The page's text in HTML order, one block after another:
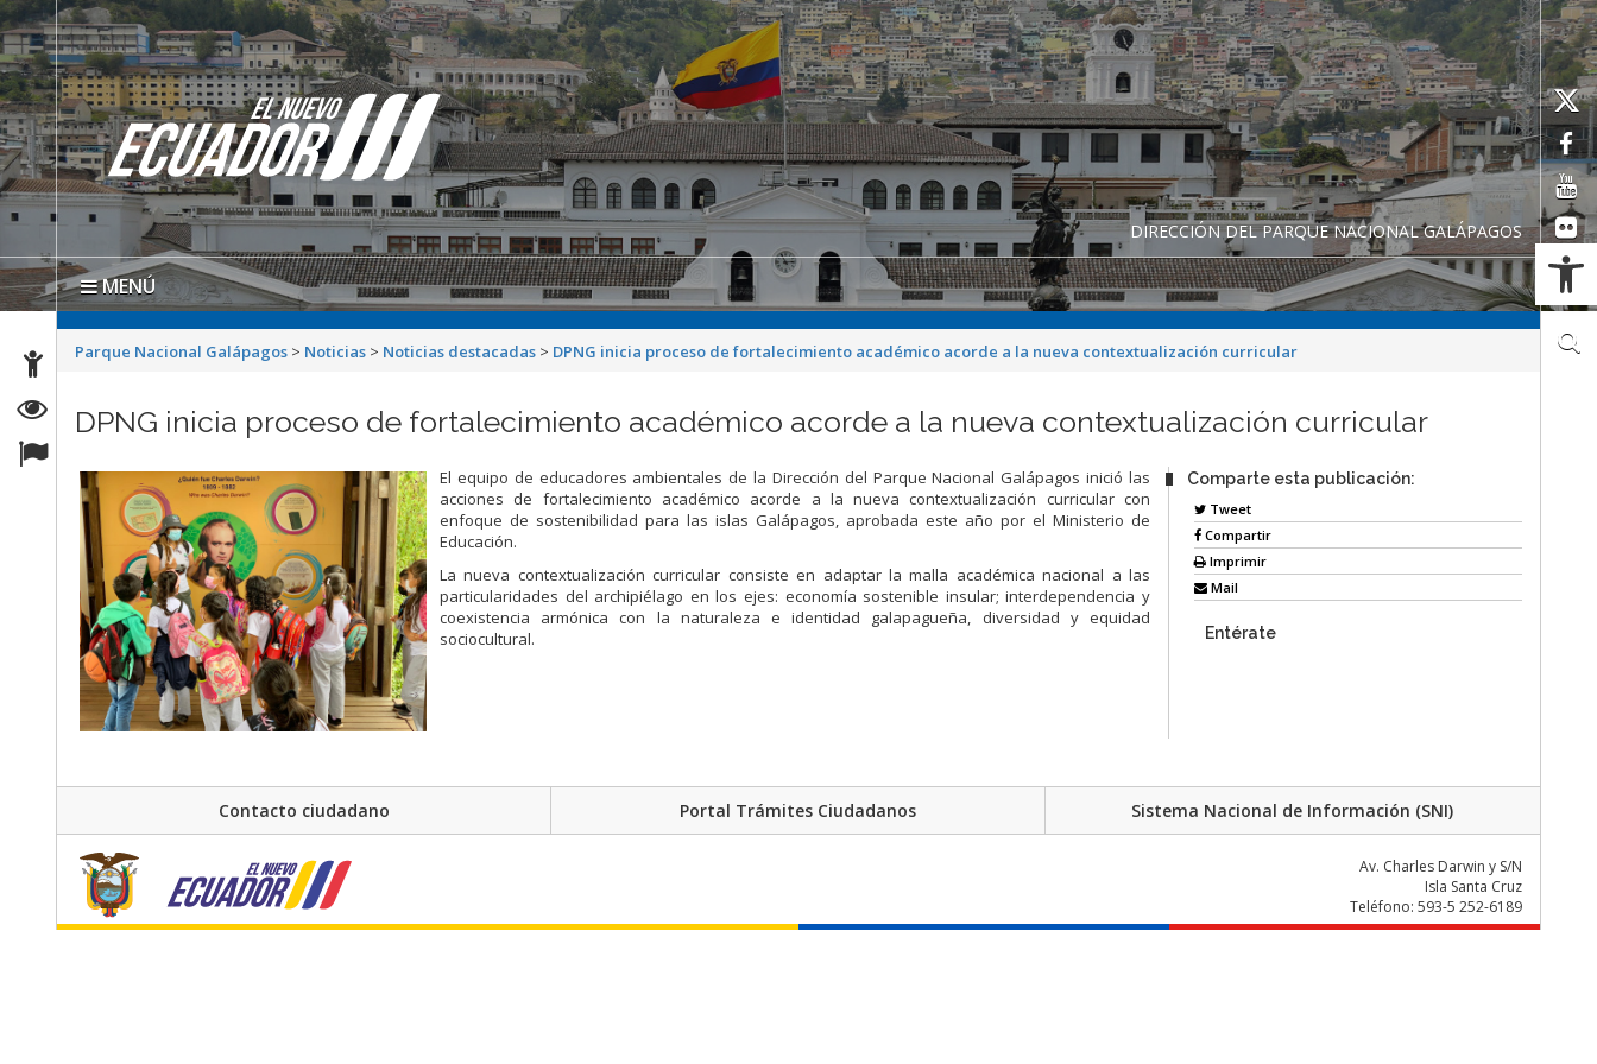
DIRECCIÓN DEL PARQUE NACIONAL GALÁPAGOS
MENÚ
Parque Nacional Galápagos > Noticias > Noticias destacadas > DPNG inicia proceso de fortalecimiento académico acorde a la nueva contextualización curricular
DPNG inicia proceso de fortalecimiento académico acorde a la nueva contextualización curricular
El equipo de educadores ambientales de la Dirección del Parque Nacional Galápagos inició las
acciones de fortalecimiento académico acorde a la nueva contextualización curricular con
enfoque de sostenibilidad para las islas Galápagos, aprobada este año por el Ministerio de
Educación.
La nueva contextualización curricular consiste en adaptar la malla académica nacional a las
particularidades del archipiélago en los ejes: economía sostenible insular; interdependencia y
coexistencia armónica con la naturaleza e identidad galapagueña, diversidad y equidad
sociocultural.
Comparte esta publicación:
Tweet
Compartir
Imprimir
Mail
Entérate
Contacto ciudadano Portal Trámites Ciudadanos Sistema Nacional de Información (SNI)
Av. Charles Darwin y S/N
Isla Santa Cruz
Teléfono: 593-5 252-6189